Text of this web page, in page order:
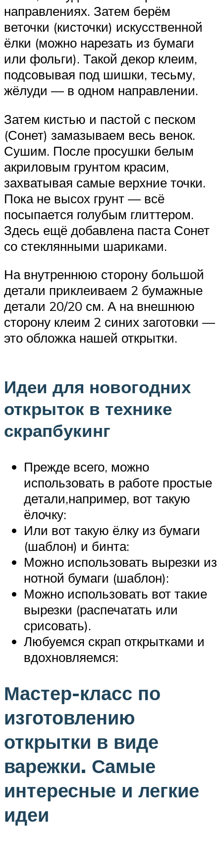
направлениях. Затем берём
веточки (кисточки) искусственной
ёлки (можно нарезать из бумаги
или фольги). Такой декор клеим,
подсовывая под шишки, тесьму,
жёлуди — в одном направлении.
Затем кистью и пастой с песком
(Сонет) замазываем весь венок.
Сушим. После просушки белым
акриловым грунтом красим,
захватывая самые верхние точки.
Пока не высох грунт — всё
посыпается голубым глиттером.
Здесь ещё добавлена паста Сонет
со стеклянными шариками.
На внутреннюю сторону большой
детали приклеиваем 2 бумажные
детали 20/20 см. А на внешнюю
сторону клеим 2 синих заготовки —
это обложка нашей открытки.
Идеи для новогодних
открыток в технике
скрапбукинг
Прежде всего, можно
использовать в работе простые
детали,например, вот такую
ёлочку:
Или вот такую ёлку из бумаги
(шаблон) и бинта:
Можно использовать вырезки из
нотной бумаги (шаблон):
Можно использовать вот такие
вырезки (распечатать или
срисовать).
Любуемся скрап открытками и
вдохновляемся:
Мастер-класс по
изготовлению
открытки в виде
варежки. Самые
интересные и легкие
идеи